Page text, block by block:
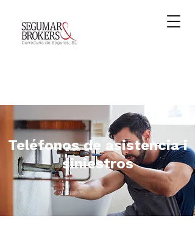
972 51 40 09
FIGUERES
Teléfonos de asistencia i
siniestros